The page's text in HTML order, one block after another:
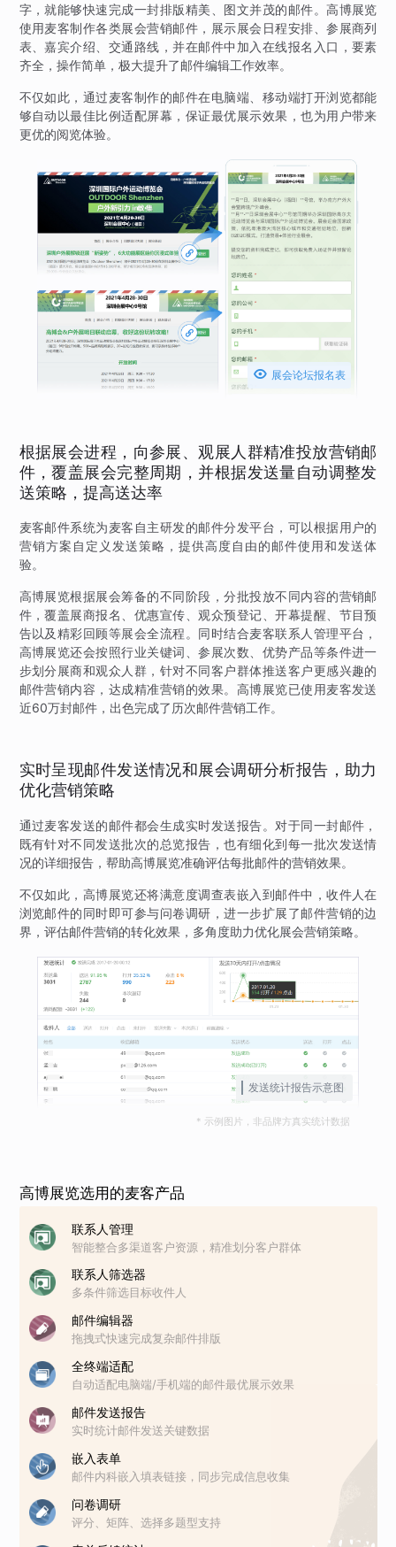
字，就能够快速完成一封排版精美、图文并茂的邮件。高博展览
使用麦客制作各类展会营销邮件，展示展会日程安排、参展商列
表、嘉宾介绍、交通路线，并在邮件中加入在线报名入口，要素
齐全，操作简单，极大提升了邮件编辑工作效率。
不仅如此，通过麦客制作的邮件在电脑端、移动端打开浏览都能
够自动以最佳比例适配屏幕，保证最优展示效果，也为用户带来
更优的阅览体验。
 展会论坛报名表
根据展会进程，向参展、观展人群精准投放营销邮
件，覆盖展会完整周期，并根据发送量自动调整发
送策略，提高送达率
麦客邮件系统为麦客自主研发的邮件分发平台，可以根据用户的
营销方案自定义发送策略，提供高度自由的邮件使用和发送体
验。
高博展览根据展会筹备的不同阶段，分批投放不同内容的营销邮
件，覆盖展商报名、优惠宣传、观众预登记、开幕提醒、节目预
告以及精彩回顾等展会全流程。同时结合麦客联系人管理平台，
高博展览还会按照行业关键词、参展次数、优势产品等条件进一
步划分展商和观众人群，针对不同客户群体推送客户更感兴趣的
邮件营销内容，达成精准营销的效果。高博展览已使用麦客发送
近60万封邮件，出色完成了历次邮件营销工作。
实时呈现邮件发送情况和展会调研分析报告，助力
优化营销策略
通过麦客发送的邮件都会生成实时发送报告。对于同一封邮件，
既有针对不同发送批次的总览报告，也有细化到每一批次发送情
况的详细报告，帮助高博展览准确评估每批邮件的营销效果。
不仅如此，高博展览还将满意度调查表嵌入到邮件中，收件人在
浏览邮件的同时即可参与问卷调研，进一步扩展了邮件营销的边
界，评估邮件营销的转化效果，多角度助力优化展会营销策略。
发送统计报告示意图
* 示例图片，非品牌方真实统计数据
高博展览选用的麦客产品
联系人管理
智能整合多渠道客户资源，精准划分客户群体
联系人筛选器
多条件筛选目标收件人
邮件编辑器
拖拽式快速完成复杂邮件排版
全终端适配
自动适配电脑端/手机端的邮件最优展示效果
邮件发送报告
实时统计邮件发送关键数据
嵌入表单
邮件内科嵌入填表链接，同步完成信息收集
问卷调研
评分、矩阵、选择多题型支持